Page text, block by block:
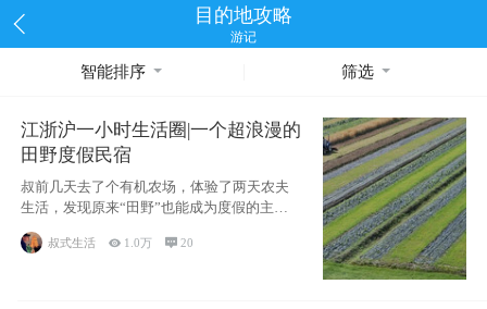
目的地攻略
游记
智能排序 筛选
江浙沪一小时生活圈|一个超浪漫的
田野度假民宿
叔前几天去了个有机农场，体验了两天农夫
生活，发现原来“田野”也能成为度假的主旋
律。江
叔式生活  1.0万 20